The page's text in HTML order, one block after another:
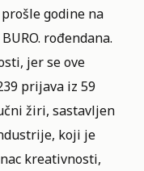
godine na
rođendana.
jer se ove
prijava iz 59
žiri, sastavljen
koji je
kreativnosti,